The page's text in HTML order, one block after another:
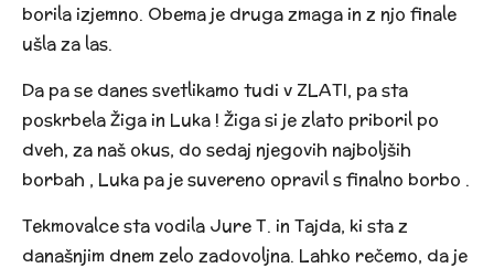
borila izjemno. Obema je druga zmaga in z njo finale
ušla za las.
Da pa se danes svetlikamo tudi v ZLATI, pa sta
poskrbela Žiga in Luka ! Žiga si je zlato priboril po
dveh, za naš okus, do sedaj njegovih najboljših
borbah , Luka pa je suvereno opravil s finalno borbo .
Tekmovalce sta vodila Jure T. in Tajda, ki sta z
današnjim dnem zelo zadovoljna. Lahko rečemo, da je